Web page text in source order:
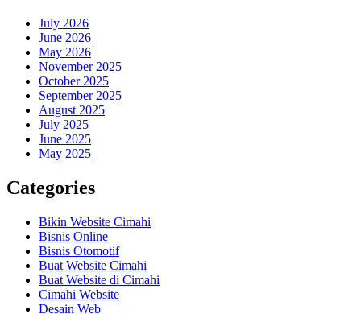
July 2026
June 2026
May 2026
November 2025
October 2025
September 2025
August 2025
July 2025
June 2025
May 2025
Categories
Bikin Website Cimahi
Bisnis Online
Bisnis Otomotif
Buat Website Cimahi
Buat Website di Cimahi
Cimahi Website
Desain Web